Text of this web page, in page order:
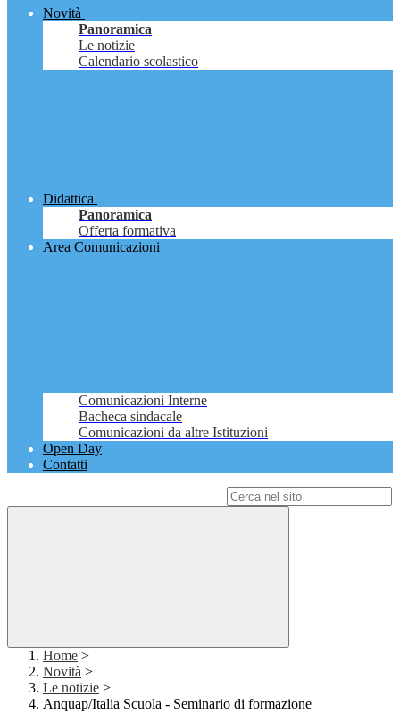
Novità
Panoramica
Le notizie
Calendario scolastico
Didattica
Panoramica
Offerta formativa
Area Comunicazioni
Comunicazioni Interne
Bacheca sindacale
Comunicazioni da altre Istituzioni
Open Day
Contatti
Home >
Novità >
Le notizie >
Anquap/Italia Scuola - Seminario di formazione